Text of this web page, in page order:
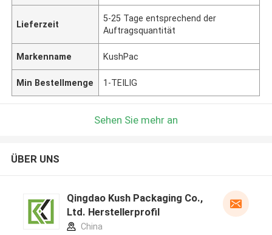
Lieferzeit
5-25 Tage entsprechend der
Auftragsquantität
Markenname KushPac
Min Bestellmenge 1-TEILIG
Sehen Sie mehr an
ÜBER UNS
Qingdao Kush Packaging Co.,
Ltd. Herstellerprofil
China